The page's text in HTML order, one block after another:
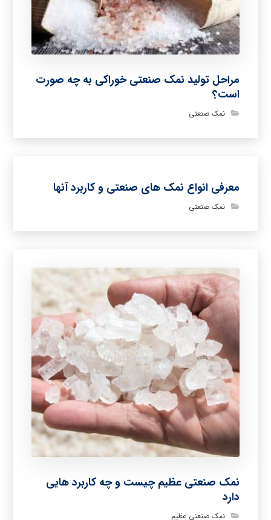
مراحل تولید نمک صنعتی خوراکی به چه صورت
است؟
نمک صنعتی
معرفی انواع نمک های صنعتی و کاربرد آنها
نمک صنعتی
نمک صنعتی عظیم چیست و چه کاربرد هایی
دارد
نمک صنعتی عظیم